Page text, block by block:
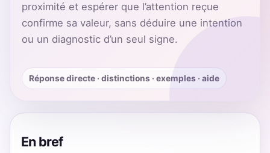
proximité et espérer que l’attention reçue
confirme sa valeur, sans déduire une intention
ou un diagnostic d’un seul signe.
Réponse directe · distinctions · exemples · aide
En bref